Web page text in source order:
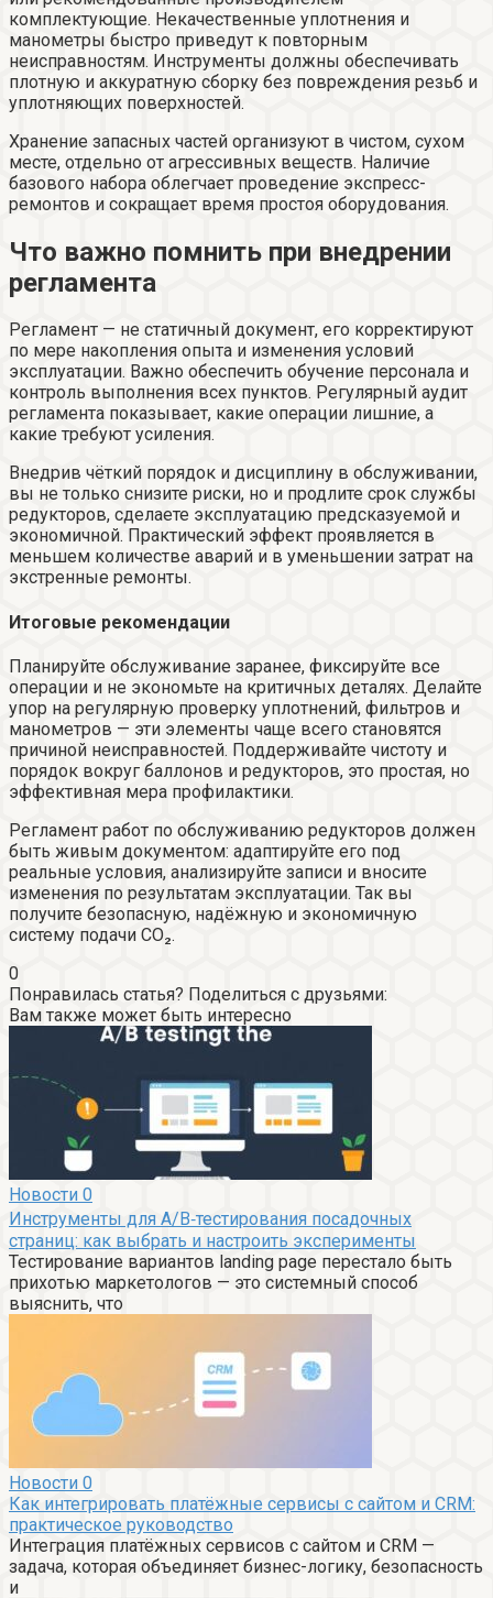
комплектующие. Некачественные уплотнения и
манометры быстро приведут к повторным
неисправностям. Инструменты должны обеспечивать
плотную и аккуратную сборку без повреждения резьб и
уплотняющих поверхностей.
Хранение запасных частей организуют в чистом, сухом
месте, отдельно от агрессивных веществ. Наличие
базового набора облегчает проведение экспресс-
ремонтов и сокращает время простоя оборудования.
Что важно помнить при внедрении
регламента
Регламент — не статичный документ, его корректируют
по мере накопления опыта и изменения условий
эксплуатации. Важно обеспечить обучение персонала и
контроль выполнения всех пунктов. Регулярный аудит
регламента показывает, какие операции лишние, а
какие требуют усиления.
Внедрив чёткий порядок и дисциплину в обслуживании,
вы не только снизите риски, но и продлите срок службы
редукторов, сделаете эксплуатацию предсказуемой и
экономичной. Практический эффект проявляется в
меньшем количестве аварий и в уменьшении затрат на
экстренные ремонты.
Итоговые рекомендации
Планируйте обслуживание заранее, фиксируйте все
операции и не экономьте на критичных деталях. Делайте
упор на регулярную проверку уплотнений, фильтров и
манометров — эти элементы чаще всего становятся
причиной неисправностей. Поддерживайте чистоту и
порядок вокруг баллонов и редукторов, это простая, но
эффективная мера профилактики.
Регламент работ по обслуживанию редукторов должен
быть живым документом: адаптируйте его под
реальные условия, анализируйте записи и вносите
изменения по результатам эксплуатации. Так вы
получите безопасную, надёжную и экономичную
систему подачи CO₂.
0
Понравилась статья? Поделиться с друзьями:
Вам также может быть интересно
Новости 0
Инструменты для A/B‑тестирования посадочных
страниц: как выбрать и настроить эксперименты
Тестирование вариантов landing page перестало быть
прихотью маркетологов — это системный способ
выяснить, что
Новости 0
Как интегрировать платёжные сервисы с сайтом и CRM:
практическое руководство
Интеграция платёжных сервисов с сайтом и CRM —
задача, которая объединяет бизнес-логику, безопасность
и